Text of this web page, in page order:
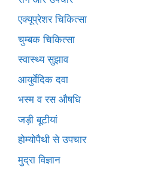
एक्यूप्रेशर चिकित्सा
चुम्बक चिकित्सा
स्वास्थ्य सुझाव
आयुर्वेदिक दवा
भस्म व रस औषधि
जड़ी बूटीयां
होम्योपैथी से उपचार
मुद्रा विज्ञान